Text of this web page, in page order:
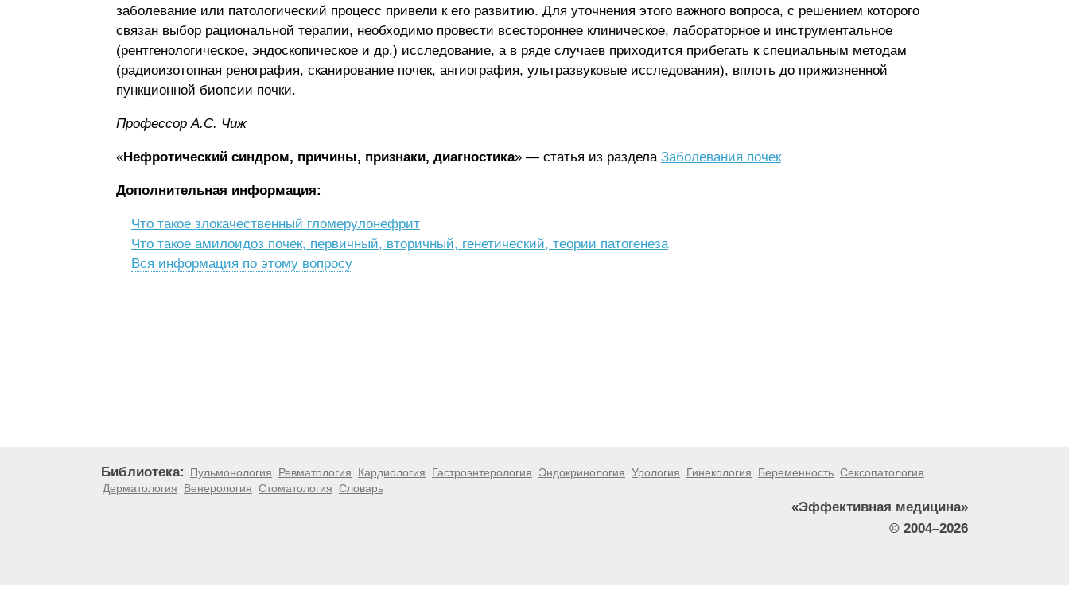
заболевание или патологический процесс привели к его развитию. Для уточнения этого важного вопроса, с решением которого
связан выбор рациональной терапии, необходимо провести всестороннее клиническое, лабораторное и инструментальное
(рентгенологическое, эндоскопическое и др.) исследование, а в ряде случаев приходится прибегать к специальным методам
(радиоизотопная ренография, сканирование почек, ангиография, ультразвуковые исследования), вплоть до прижизненной
пункционной биопсии почки.
Профессор A.C. Чиж
«Нефротический синдром, причины, признаки, диагностика» — статья из раздела Заболевания почек
Дополнительная информация:
Что такое злокачественный гломерулонефрит
Что такое амилоидоз почек, первичный, вторичный, генетический, теории патогенеза
Вся информация по этому вопросу
Библиотека: Пульмонология Ревматология Кардиология Гастроэнтерология Эндокринология Урология Гинекология Беременность Сексопатология
Дерматология
Венерология Стоматология Словарь
«Эффективная медицина»
© 2004–2026